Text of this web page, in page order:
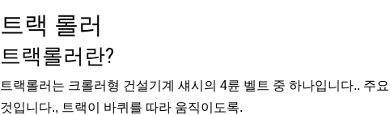
트랙 롤러
트랙롤러란?
트랙롤러는 크롤러형 건설기계 섀시의 4륜 벨트 중 하나입니다.. 주
것입니다., 트랙이 바퀴를 따라 움직이도록.